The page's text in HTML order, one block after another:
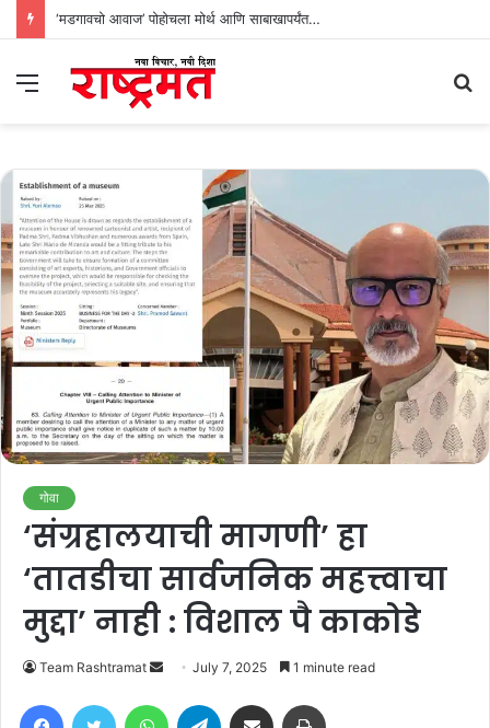
‘मडगावचो आवाज’ पोहोचला मोर्थ आणि साबाखापर्यंत…
Menu
गोवा
‘संग्रहालयाची मागणी’ हा
‘तातडीचा सार्वजनिक महत्त्वाचा
मुद्दा’ नाही : विशाल पै काकोडे
Team Rashtramat
Send
email
July 7, 2025 1 minute read
FacebookTwitter WhatsAppTelegram Share via Email